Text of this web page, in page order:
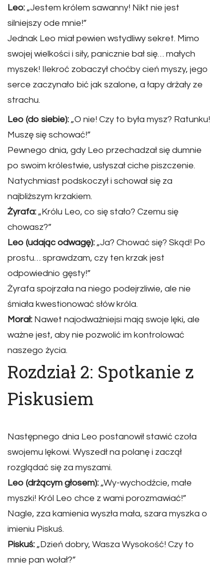
Leo: „Jestem królem sawanny! Nikt nie jest
silniejszy ode mnie!”
Jednak Leo miał pewien wstydliwy sekret. Mimo
swojej wielkości i siły, panicznie bał się… małych
myszek! Ilekroć zobaczył choćby cień myszy, jego
serce zaczynało bić jak szalone, a łapy drżały ze
strachu.
Leo (do siebie): „O nie! Czy to była mysz? Ratunku!
Muszę się schować!”
Pewnego dnia, gdy Leo przechadzał się dumnie
po swoim królestwie, usłyszał ciche piszczenie.
Natychmiast podskoczył i schował się za
najbliższym krzakiem.
Żyrafa: „Królu Leo, co się stało? Czemu się
chowasz?”
Leo (udając odwagę): „Ja? Chować się? Skąd! Po
prostu… sprawdzam, czy ten krzak jest
odpowiednio gęsty!”
Żyrafa spojrzała na niego podejrzliwie, ale nie
śmiała kwestionować słów króla.
Morał: Nawet najodważniejsi mają swoje lęki, ale
ważne jest, aby nie pozwolić im kontrolować
naszego życia.
Rozdział 2: Spotkanie z
Piskusiem
Następnego dnia Leo postanowił stawić czoła
swojemu lękowi. Wyszedł na polanę i zaczął
rozglądać się za myszami.
Leo (drżącym głosem): „Wy-wychodźcie, małe
myszki! Król Leo chce z wami porozmawiać!”
Nagle, zza kamienia wyszła mała, szara myszka o
imieniu Piskuś.
Piskuś: „Dzień dobry, Wasza Wysokość! Czy to
mnie pan wołał?”